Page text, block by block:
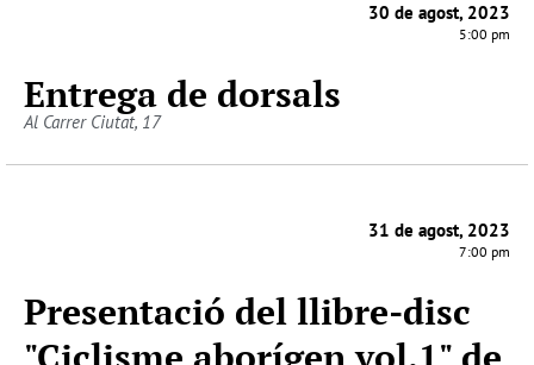
30 de agost, 2023
5:00 pm
Entrega de dorsals
Al Carrer Ciutat, 17
31 de agost, 2023
7:00 pm
Presentació del llibre-disc